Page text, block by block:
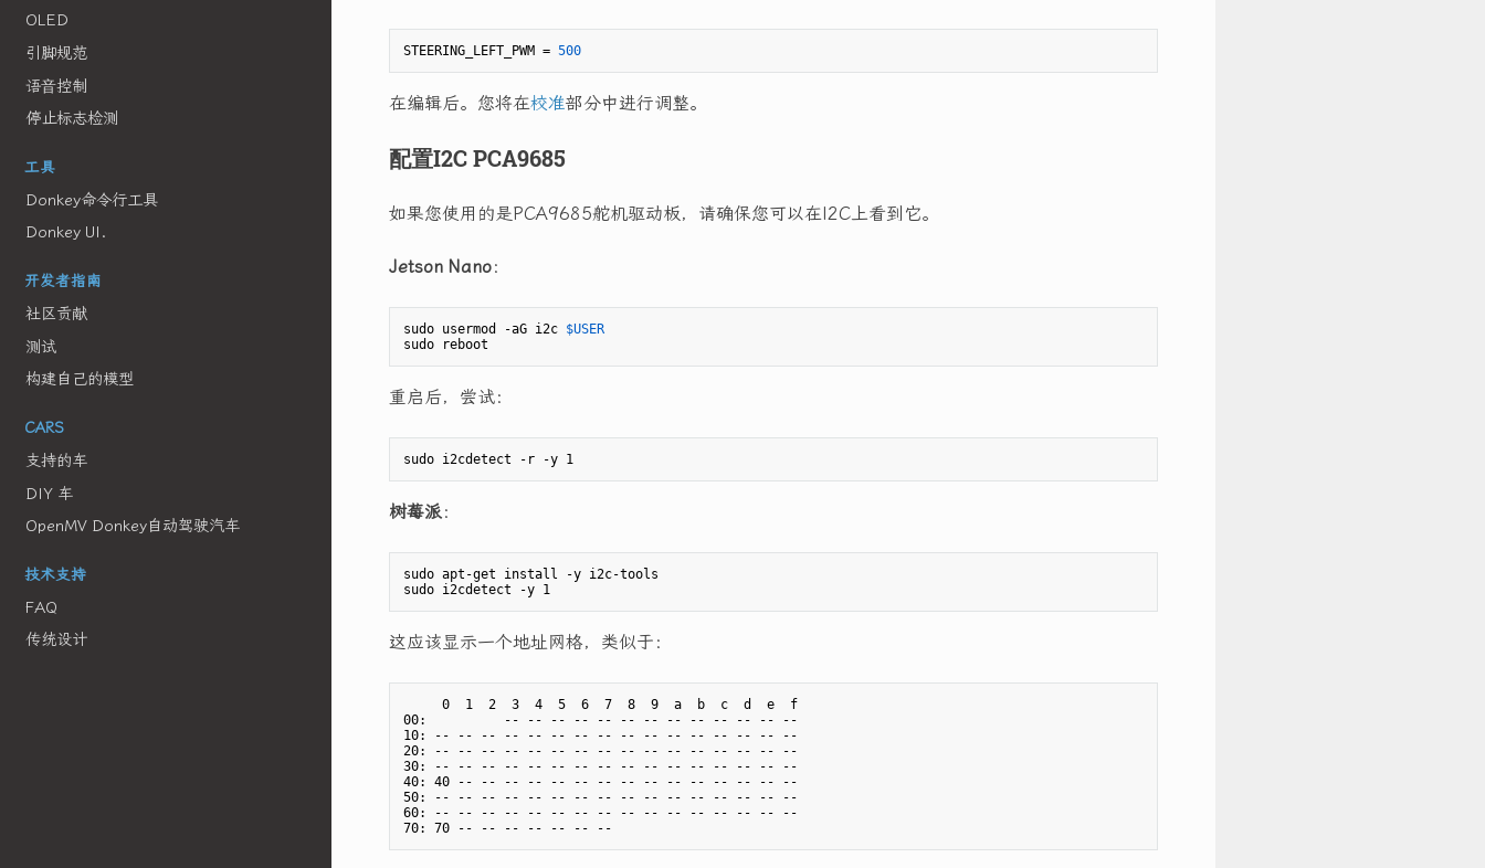
OLED
引脚规范
语音控制
停止标志检测
工具
Donkey命令行工具
Donkey UI.
开发者指南
社区贡献
测试
构建自己的模型
CARS
支持的车
DIY 车
OpenMV Donkey自动驾驶汽车
技术支持
FAQ
传统设计
STEERING_LEFT_PWM = 500
在编辑后。您将在校准部分中进行调整。
配置I2C PCA9685
如果您使用的是PCA9685舵机驱动板，请确保您可以在I2C上看到它。
Jetson Nano：
sudo usermod -aG i2c $USER
重启后，尝试：
sudo i2cdetect -r -y 1
树莓派：
sudo apt-get install -y i2c-tools
sudo i2cdetect -y 1
这应该显示一个地址网格，类似于：
     0  1  2  3  4  5  6  7  8  9  a  b  c  d  e  f
00:          -- -- -- -- -- -- -- -- -- -- -- -- --
10: -- -- -- -- -- -- -- -- -- -- -- -- -- -- -- --
20: -- -- -- -- -- -- -- -- -- -- -- -- -- -- -- --
30: -- -- -- -- -- -- -- -- -- -- -- -- -- -- -- --
40: 40 -- -- -- -- -- -- -- -- -- -- -- -- -- -- --
50: -- -- -- -- -- -- -- -- -- -- -- -- -- -- -- --
60: -- -- -- -- -- -- -- -- -- -- -- -- -- -- -- --